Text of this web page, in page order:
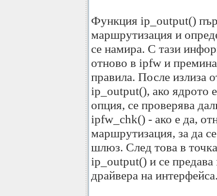
Функция ip_output()
маршрутизация и
се намира. С тази
отново в ipfw и
правила. После излиза
ip_output(), ако ядрото
опция, се проверява
ipfw_chk() - ако е да,
маршрутизация, за да
шлюз. След това в
ip_output() и се
драйвера на